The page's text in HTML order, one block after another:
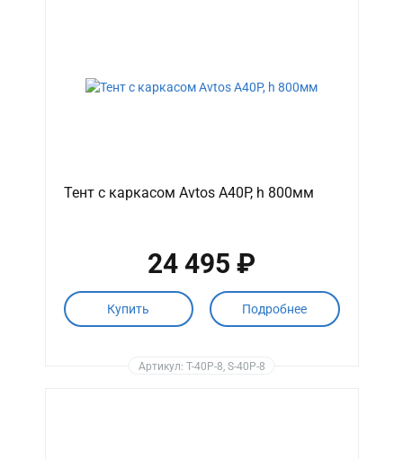
Тент с каркасом Avtos A40P, h 800мм
24 495 ₽
Купить Подробнее
Артикул: T-40P-8, S-40P-8